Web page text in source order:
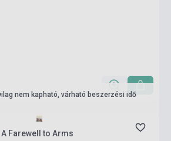
nem kapható, várható beszerzési idő
Farewell to Arms